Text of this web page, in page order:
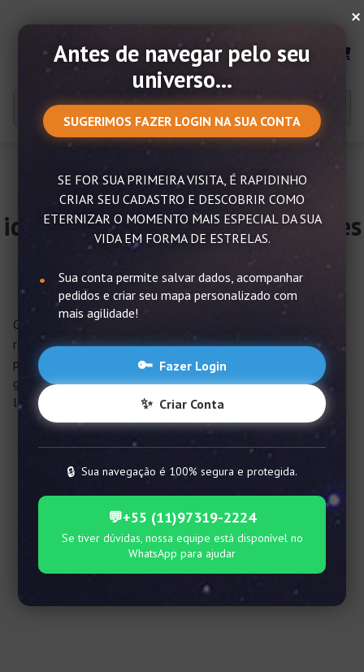
Estrelas no céu: aprenda e
identificar e confira os melhores
aplicativos de astronomia
Os mapas das estrelas
registros gráficos usados pela astronomia e representam
precisamente o posicionamento de objetos como estrelas e
galáxias no céu noturno. É por meio deles que conseguimos
localizar as
estrelas no céu.
×
Antes de navegar pelo seu
universo...
SUGERIMOS FAZER LOGIN NA SUA CONTA
SE FOR SUA PRIMEIRA VISITA, É RAPIDINHO
CRIAR SEU CADASTRO E DESCOBRIR COMO
ETERNIZAR O MOMENTO MAIS ESPECIAL DA SUA
VIDA EM FORMA DE ESTRELAS.
Sua conta permite salvar dados, acompanhar
pedidos e criar seu mapa personalizado com
mais agilidade!
🔑 Fazer Login
✨ Criar Conta
🔒 Sua navegação é 100% segura e protegida.
💬+55 (11)97319-2224
Se tiver dúvidas, nossa equipe está disponível no
WhatsApp para ajudar